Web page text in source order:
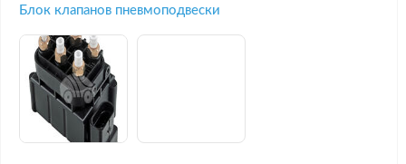
Блок клапанов пневмоподвески